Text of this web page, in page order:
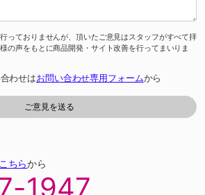
っておりませんが、頂いたご意見はスタッフがすべて拝
の声をもとに商品開発・サイト改善を行ってまいりま
わせはお問い合わせ専用フォームから
こちらから
1947